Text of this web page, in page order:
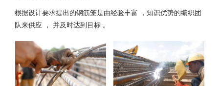
根据设计要求提出的钢筋笼是由经验丰富 ，知识优势的编织团
队来供应 ， 并及时达到目标 。